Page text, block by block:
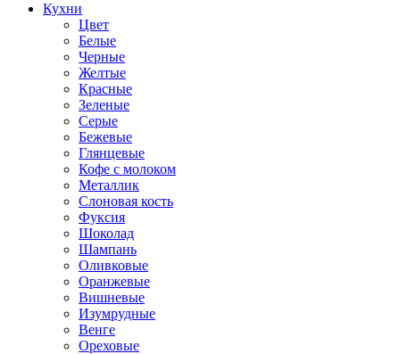
Кухни
Цвет
Белые
Черные
Желтые
Красные
Зеленые
Серые
Бежевые
Глянцевые
Кофе с молоком
Металлик
Слоновая кость
Фуксия
Шоколад
Шампань
Оливковые
Оранжевые
Вишневые
Изумрудные
Венге
Ореховые